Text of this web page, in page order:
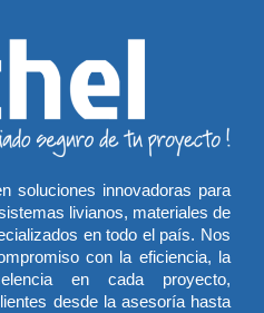
soluciones innovadoras para
livianos, materiales de
en todo el país. Nos
con la eficiencia, la
en cada proyecto,
desde la asesoría hasta